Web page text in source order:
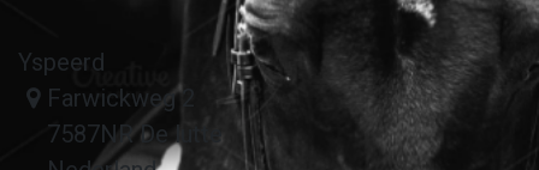
Yspeerd
Farwickweg 2
7587NR De lutte